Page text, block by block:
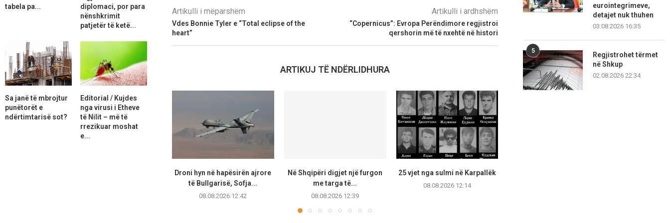
Artikulli i mëparshëm
Vdes Bonnie Tyler e “Total eclipse of the
heart”
Artikulli i ardhshëm
“Copernicus”: Evropa Perëndimore regjistroi
qershorin më të nxehtë në histori
ARTIKUJ TË NDËRLIDHURA
Droni hyn në hapësirën ajrore
të Bullgarisë, Sofja...
08.08.2026 12:42
Në Shqipëri digjet një furgon
me targa të...
08.08.2026 12:39
25 vjet nga sulmi në Karpallëk
08.08.2026 12:14
eurointegrimeve,
detajet nuk thuhen
03.08.2026 16:35
5
Regjistrohet tërmet
në Shkup
02.08.2026 22:34
tabela pa...
diplomaci, por para
nënshkrimit
patjetër të ketë...
Sa janë të mbrojtur
punëtorët e
ndërtimtarisë sot?
Editorial / Kujdes
nga virusi i Etheve
të Nilit – më të
rrezikuar moshat
e...